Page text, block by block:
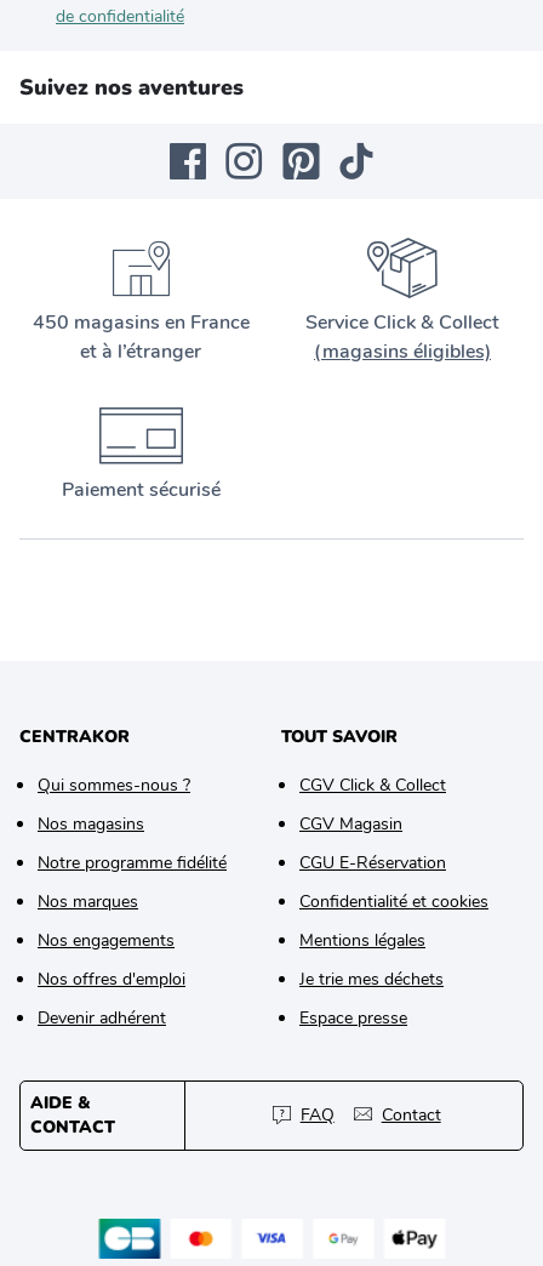
de confidentialité
Suivez nos aventures
450 magasins en France
et à l’étranger
Service Click & Collect
(magasins éligibles)
Paiement sécurisé
CENTRAKOR
Qui sommes-nous ?
Nos magasins
Notre programme fidélité
Nos marques
Nos engagements
Nos offres d'emploi
Devenir adhérent
TOUT SAVOIR
CGV Click & Collect
CGV Magasin
CGU E-Réservation
Confidentialité et cookies
Mentions légales
Je trie mes déchets
Espace presse
AIDE &
CONTACT
FAQ Contact